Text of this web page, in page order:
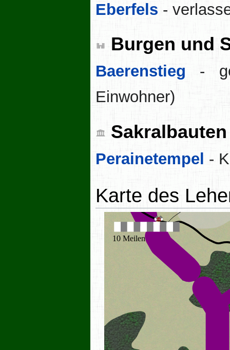
Eberfels -
Burgen und
Baerenstieg -
Einwohner)
Sakralbauten
Perainetempel -
Karte des